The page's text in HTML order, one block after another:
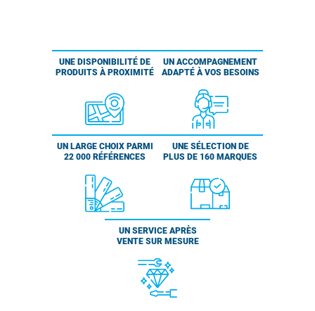
UNE DISPONIBILITÉ DE
PRODUITS À PROXIMITÉ
UN ACCOMPAGNEMENT
ADAPTÉ À VOS BESOINS
UN LARGE CHOIX PARMI
22 000 RÉFÉRENCES
UNE SÉLECTION DE
PLUS DE 160 MARQUES
UN SERVICE APRÈS
VENTE SUR MESURE